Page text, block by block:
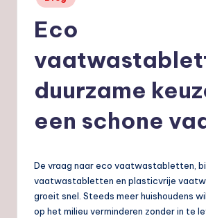
in
Eco
duurzame
een schone
De vraag naar eco vaatwastabletten,
vaatwastabletten en plasticvrije
groeit snel. Steeds meer huishoudens
op het milieu verminderen zonder in te